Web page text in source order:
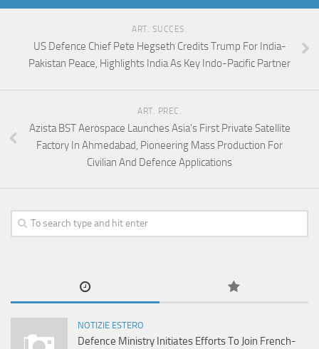
ART. SUCCES.
US Defence Chief Pete Hegseth Credits Trump For India-
Pakistan Peace, Highlights India As Key Indo-Pacific Partner
ART. PREC.
Azista BST Aerospace Launches Asia’s First Private Satellite
Factory In Ahmedabad, Pioneering Mass Production For
Civilian And Defence Applications
NOTIZIE ESTERO
Defence Ministry Initiates Efforts To Join French-